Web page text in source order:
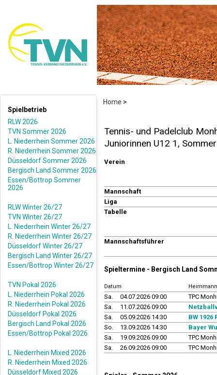
Home >
Spielbetrieb
RLW 2026
TVN Sommer 2026
L. Niederrhein Sommer 2026
R. Niederrhein Sommer 2026
Düsseldorf Sommer 2026
Bergisch Land Sommer 2026
Essen/Bottrop Sommer
2026
RLW Winter 26/27
TVN Winter 26/27
L. Niederrhein Winter 26/27
R. Niederrhein Winter 26/27
Düsseldorf Winter 26/27
Bergisch Land Winter 26/27
Essen/Bottrop Winter 26/27
TVN Pokal 2026
L. Niederrhein Pokal 2026
R. Niederrhein Pokal 2026
Düsseldorf Pokal 2026
Bergisch Land Pokal 2026
Essen/Bottrop Pokal 2026
L. Niederrhein Mixed 2026
R. Niederrhein Mixed 2026
Düsseldorf Mixed 2026
Tennis- und Padelclub
Juniorinnen U12 1,
Verein
Mannschaft
Liga
Tabelle
Mannschaftsführer
Spieltermine - Bergisch Land
Datum
Sa. 04.07.2026 09:00
TPC
Sa.
11.07.2026 09:00
Sa.
05.09.2026 14:30
BW 1926
So.
13.09.2026 14:30
Bayer
Sa.
19.09.2026 09:00
TPC
Sa.
26.09.2026 09:00 TPC